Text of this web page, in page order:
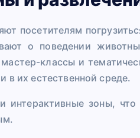
посетителям
о поведении
классы и
их естественной среде.
зоны,